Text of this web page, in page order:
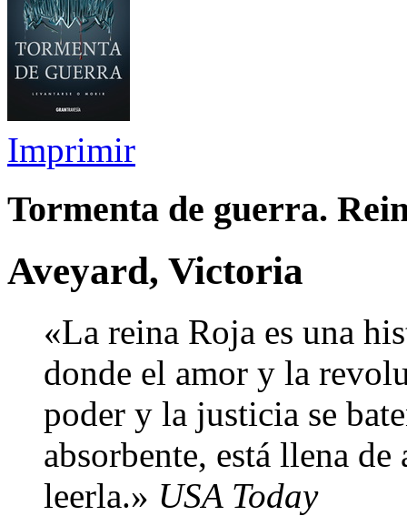
Imprimir
Tormenta de guerra.
Aveyard, Victoria
«La reina Roja es una
donde el amor y la
poder y la justicia se
absorbente, está llena
leerla.» USA Today